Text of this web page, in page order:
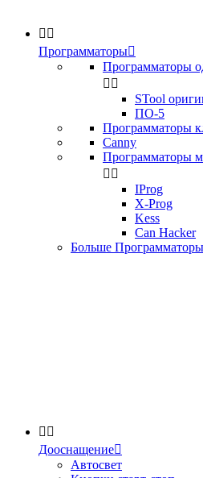
 
Программаторы
Программаторы
 
STool
ПО-5
Программаторы
Canny
Программаторы
 
IProg
X-Prog
Kess
Can Hacker
Больше Программаторы
 
Дооснащение
Автосвет